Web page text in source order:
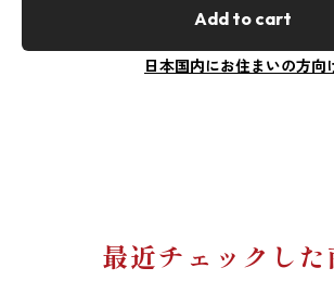
Add to cart
日本国内にお住まいの方向
最近チェックした